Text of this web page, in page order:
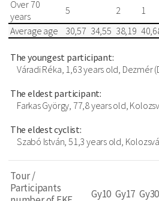
Over 70
years
5 2 1
Average age
30,57 34,55 38,19
The youngest participant:
Váradi Réka, 1,63 years old, Dezmér
The eldest participant:
Farkas György, 77,8 years old,
The eldest cyclist:
Szabó István, 51,3 years old,
Tour /
Participants
Gy10 Gy17 Gy30